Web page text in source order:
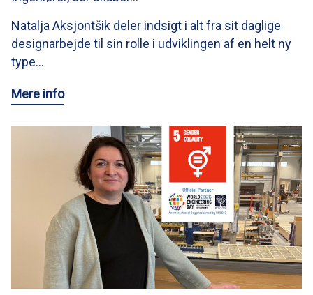
Natalja Aksjontšik deler indsigt i alt fra sit daglige
designarbejde til sin rolle i udviklingen af en helt ny
type…
Mere info